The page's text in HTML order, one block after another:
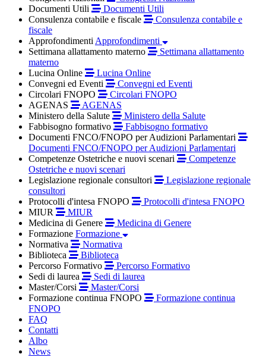
Documenti Utili
Documenti Utili
Consulenza contabile e fiscale
Consulenza contabile e
fiscale
Approfondimenti Approfondimenti
Settimana allattamento materno
Settimana allattamento
materno
Lucina Online
Lucina Online
Convegni ed Eventi
Convegni ed Eventi
Circolari FNOPO
Circolari FNOPO
AGENAS
AGENAS
Ministero della Salute
Ministero della Salute
Fabbisogno formativo
Fabbisogno formativo
Documenti FNCO/FNOPO per Audizioni Parlamentari
Documenti FNCO/FNOPO per Audizioni Parlamentari
Competenze Ostetriche e nuovi scenari
Competenze
Ostetriche e nuovi scenari
Legislazione regionale consultori
Legislazione regionale
consultori
Protocolli d'intesa FNOPO
Protocolli d'intesa FNOPO
MIUR
MIUR
Medicina di Genere
Medicina di Genere
Formazione Formazione
Normativa
Normativa
Biblioteca
Biblioteca
Percorso Formativo
Percorso Formativo
Sedi di laurea
Sedi di laurea
Master/Corsi
Master/Corsi
Formazione continua FNOPO
Formazione continua
FNOPO
FAQ
Contatti
Albo
News